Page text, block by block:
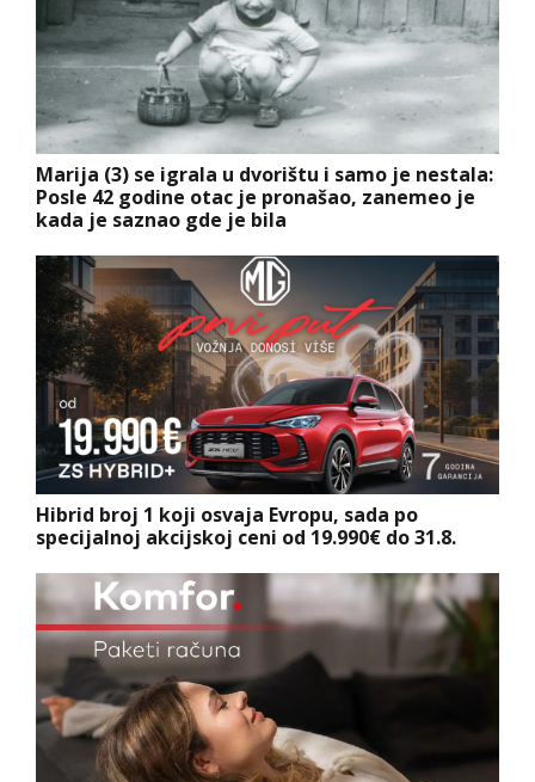
Marija (3) se igrala u dvorištu i samo je nestala:
Posle 42 godine otac je pronašao, zanemeo je
kada je saznao gde je bila
Hibrid broj 1 koji osvaja Evropu, sada po
specijalnoj akcijskoj ceni od 19.990€ do 31.8.